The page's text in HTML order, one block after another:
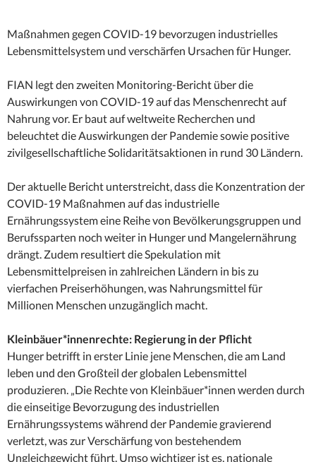
Maßnahmen gegen COVID-19 bevorzugen industrielles
Lebensmittelsystem und verschärfen Ursachen für Hunger.
FIAN legt den zweiten Monitoring-Bericht über die
Auswirkungen von COVID-19 auf das Menschenrecht auf
Nahrung vor. Er baut auf weltweite Recherchen und
beleuchtet die Auswirkungen der Pandemie sowie positive
zivilgesellschaftliche Solidaritätsaktionen in rund 30 Ländern.
Der aktuelle Bericht unterstreicht, dass die Konzentration der
COVID-19 Maßnahmen auf das industrielle
Ernährungssystem eine Reihe von Bevölkerungsgruppen und
Berufssparten noch weiter in Hunger und Mangelernährung
drängt. Zudem resultiert die Spekulation mit
Lebensmittelpreisen in zahlreichen Ländern in bis zu
vierfachen Preiserhöhungen, was Nahrungsmittel für
Millionen Menschen unzugänglich macht.
Kleinbäuer*innenrechte: Regierung in der Pflicht
Hunger betrifft in erster Linie jene Menschen, die am Land
leben und den Großteil der globalen Lebensmittel
produzieren. „Die Rechte von Kleinbäuer*innen werden durch
die einseitige Bevorzugung des industriellen
Ernährungssystems während der Pandemie gravierend
verletzt, was zur Verschärfung von bestehendem
Ungleichgewicht führt. Umso wichtiger ist es, nationale